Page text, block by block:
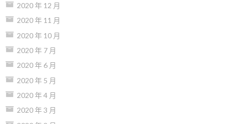
2020 年 12 月
2020 年 11 月
2020 年 10 月
2020 年 7 月
2020 年 6 月
2020 年 5 月
2020 年 4 月
2020 年 3 月